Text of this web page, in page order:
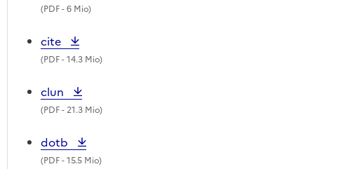
(PDF- 6 Mio)
cite
(PDF- 14.3 Mio)
clun
(PDF- 21.3 Mio)
dotb
(PDF- 15.5 Mio)